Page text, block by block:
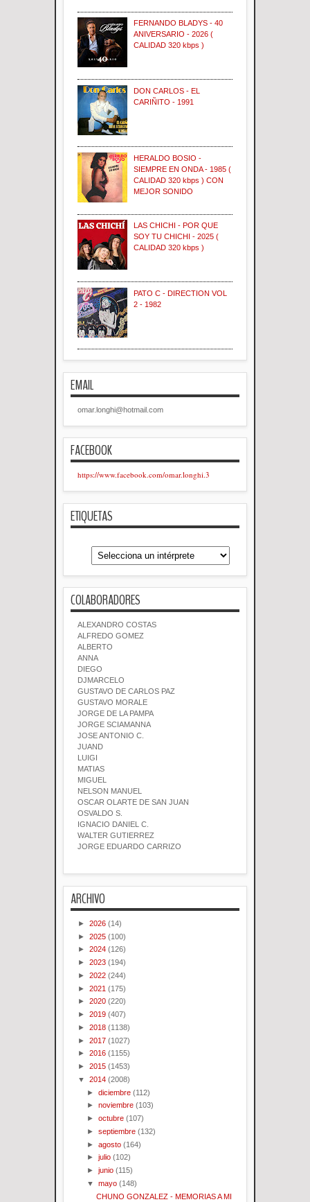
FERNANDO BLADYS - 40
ANIVERSARIO - 2026 (
CALIDAD 320 kbps )
DON CARLOS - EL
CARIÑITO - 1991
HERALDO BOSIO -
SIEMPRE EN ONDA - 1985 (
CALIDAD 320 kbps ) CON
MEJOR SONIDO
LAS CHICHI - POR QUE
SOY TU CHICHI - 2025 (
CALIDAD 320 kbps )
PATO C - DIRECTION VOL
2 - 1982
EMAIL
omar.longhi@hotmail.com
FACEBOOK
https://www.facebook.com/omar.longhi.3
ETIQUETAS
COLABORADORES
ALEXANDRO COSTAS
ALFREDO GOMEZ
ALBERTO
ANNA
DIEGO
DJMARCELO
GUSTAVO DE CARLOS PAZ
GUSTAVO MORALE
JORGE DE LA PAMPA
JORGE SCIAMANNA
JOSE ANTONIO C.
JUAND
LUIGI
MATIAS
MIGUEL
NELSON MANUEL
OSCAR OLARTE DE SAN JUAN
OSVALDO S.
IGNACIO DANIEL C.
WALTER GUTIERREZ
JORGE EDUARDO CARRIZO
ARCHIVO
► 2026 (14)
► 2025 (100)
► 2024 (126)
► 2023 (194)
► 2022 (244)
► 2021 (175)
► 2020 (220)
► 2019 (407)
► 2018 (1138)
► 2017 (1027)
► 2016 (1155)
► 2015 (1453)
▼ 2014 (2008)
►diciembre (112)
►noviembre (103)
►octubre (107)
►septiembre (132)
►agosto (164)
►julio (102)
►junio (115)
▼mayo (148)
CHUNO GONZALEZ - MEMORIAS A MI